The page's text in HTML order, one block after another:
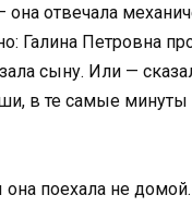
отвечала
Галина Петровна
сыну. Или —
в те самые минуты
она поехала не